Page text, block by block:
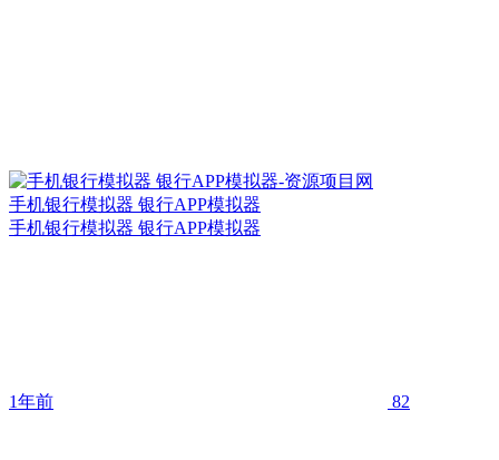
手机银行模拟器 银行APP模拟器
手机银行模拟器 银行APP模拟器
1年前 82